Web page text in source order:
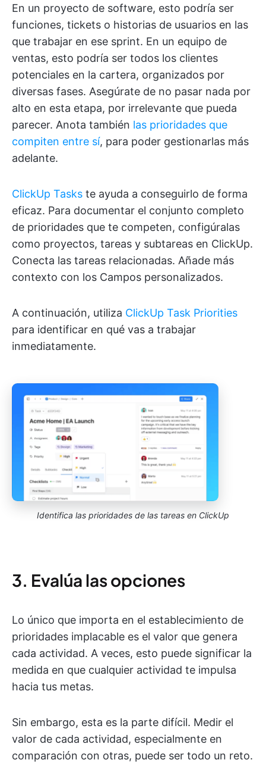
En un proyecto de software, esto podría ser
funciones, tickets o historias de usuarios en las
que trabajar en ese sprint. En un equipo de
ventas, esto podría ser todos los clientes
potenciales en la cartera, organizados por
diversas fases. Asegúrate de no pasar nada por
alto en esta etapa, por irrelevante que pueda
parecer. Anota también las prioridades que
compiten entre sí, para poder gestionarlas más
adelante.
ClickUp Tasks te ayuda a conseguirlo de forma
eficaz. Para documentar el conjunto completo
de prioridades que te competen, configúralas
como proyectos, tareas y subtareas en ClickUp.
Conecta las tareas relacionadas. Añade más
contexto con los Campos personalizados.
A continuación, utiliza ClickUp Task Priorities
para identificar en qué vas a trabajar
inmediatamente.
Identifica las prioridades de las tareas en ClickUp
3. Evalúa las opciones
Lo único que importa en el establecimiento de
prioridades implacable es el valor que genera
cada actividad. A veces, esto puede significar la
medida en que cualquier actividad te impulsa
hacia tus metas.
Sin embargo, esta es la parte difícil. Medir el
valor de cada actividad, especialmente en
comparación con otras, puede ser todo un reto.